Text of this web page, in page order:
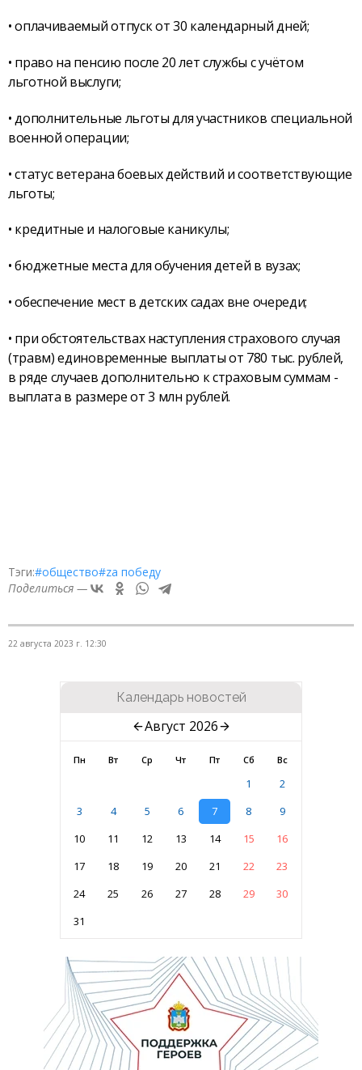
• оплачиваемый отпуск от 30 календарный дней;
• право на пенсию после 20 лет службы с учётом
льготной выслуги;
• дополнительные льготы для участников специальной
военной операции;
• статус ветерана боевых действий и соответствующие
льготы;
• кредитные и налоговые каникулы;
• бюджетные места для обучения детей в вузах;
• обеспечение мест в детских садах вне очереди;
• при обстоятельствах наступления страхового случая
(травм) единовременные выплаты от 780 тыс. рублей,
в ряде случаев дополнительно к страховым суммам -
выплата в размере от 3 млн рублей.
Тэги:#общество#zа победу
Поделиться —
22 августа 2023 г. 12:30
Календарь новостей
Август 2026
Пн Вт Ср Чт Пт Сб Вс
1
2
3
4 5 6 7 8
9
10
11 12 13 14 15
16
17
18 19 20 21 22
23
24
25 26 27 28 29
30
31